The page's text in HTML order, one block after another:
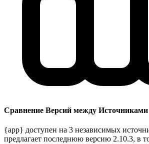
Сравнение Версий между Источниками
{app} доступен на 3 независимых
предлагает последнюю версию 2.10.3, в